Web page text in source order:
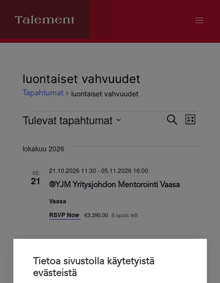
luontaiset vahvuudet
Tapahtumat luontaiset vahvuudet
Tapahtumat
Näkymät
Etsi Lista
Tulevat tapahtumat
päivä.
lokakuu 2026
KE
21 ®YJM Yritysjohdon Mentorointi Vaasa
21.10.2026 11:30 -05.11.2026 16:00
Vaasa
RSVP Now
€3,390.00 6 spots left
Edelliset Tapahtumat
Tietoa sivustolla käytetyistä
evästeistä